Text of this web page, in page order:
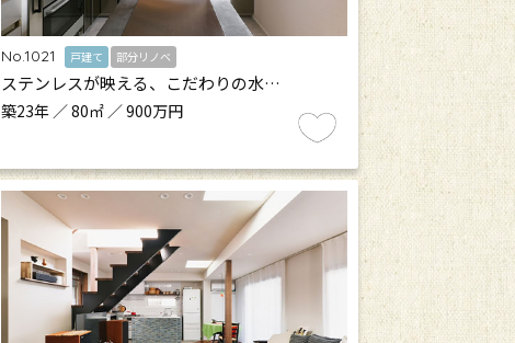
No.1021 戸建て 部分リノベ
ステンレスが映える、こだわりの水…
築23年 ／ 80㎡ ／ 900万円